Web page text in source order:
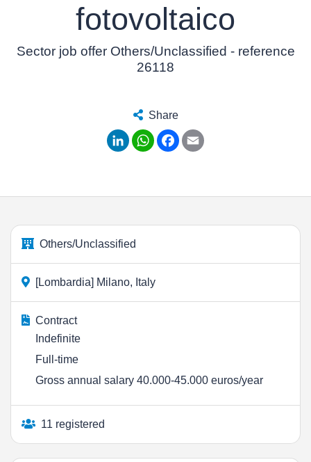
fotovoltaico
Sector job offer Others/Unclassified - reference
26118
Share
LinkedInWhatsApp
Facebook
Others/Unclassified
[Lombardia] Milano, Italy
Contract
Indefinite
Full-time
Gross annual salary 40.000-45.000 euros/year
11 registered